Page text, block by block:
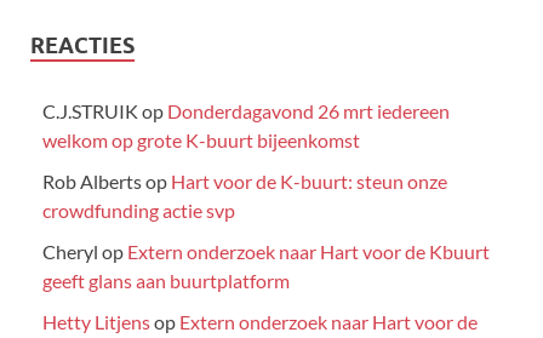
REACTIES
C.J.STRUIK op Donderdagavond 26 mrt iedereen
welkom op grote K-buurt bijeenkomst
Rob Albertsop Hart voor de K-buurt: steun onze
crowdfunding actie svp
Cheryl op Extern onderzoek naar Hart voor de Kbuurt
geeft glans aan buurtplatform
Hetty Litjensop Extern onderzoek naar Hart voor de